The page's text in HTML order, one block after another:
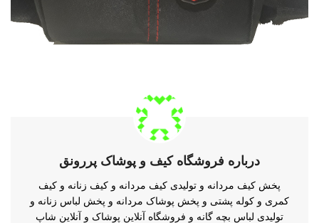
درباره فروشگاه کیف و پوشاک پررونق
پخش کیف مردانه و تولیدی کیف مردانه و کیف زنانه و کیف
کمری و کوله پشتی و پخش پوشاک مردانه و پخش لباس زنانه و
تولیدی لباس بچه گانه و فروشگاه آنلاین پوشاک و آنلاین شاپ